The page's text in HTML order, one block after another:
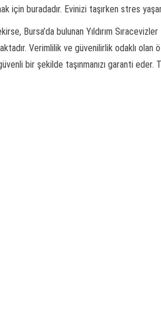
için buradadır. Evinizi taşırken stres
Bursa’da bulunan Yıldırım
Verimlilik ve güvenilirlik odaklı
bir şekilde taşınmanızı garanti eder.